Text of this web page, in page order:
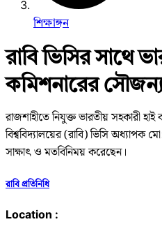
শিক্ষাঙ্গন
রাবি ভিসির সাথে
কমিশনারের সৌজন্য
রাজশাহীতে নিযুক্ত ভারতীয় সহকারী
বিশ্ববিদ্যালয়ের (রাবি) ভিসি
সাক্ষাৎ ও মতবিনিময় করেছেন।
রাবি প্রতিনিধি
Location :